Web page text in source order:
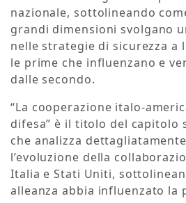
nazionale, sottolineando
grandi dimensioni svolgano
nelle strategie di sicurezza a
le prime che influenzano e
dalle secondo.
“La cooperazione italo-
difesa” è il titolo del capitolo
che analizza
l’evoluzione della
Italia e Stati Uniti,
alleanza abbia influenzato la